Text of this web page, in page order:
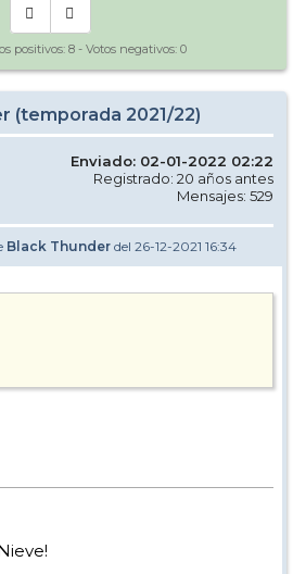
positivos: 8 - Votos negativos: 0
(temporada 2021/22)
Enviado: 02-01-2022 02:22
Registrado: 20 años antes
Mensajes: 529
Black Thunder del 26-12-2021 16:34